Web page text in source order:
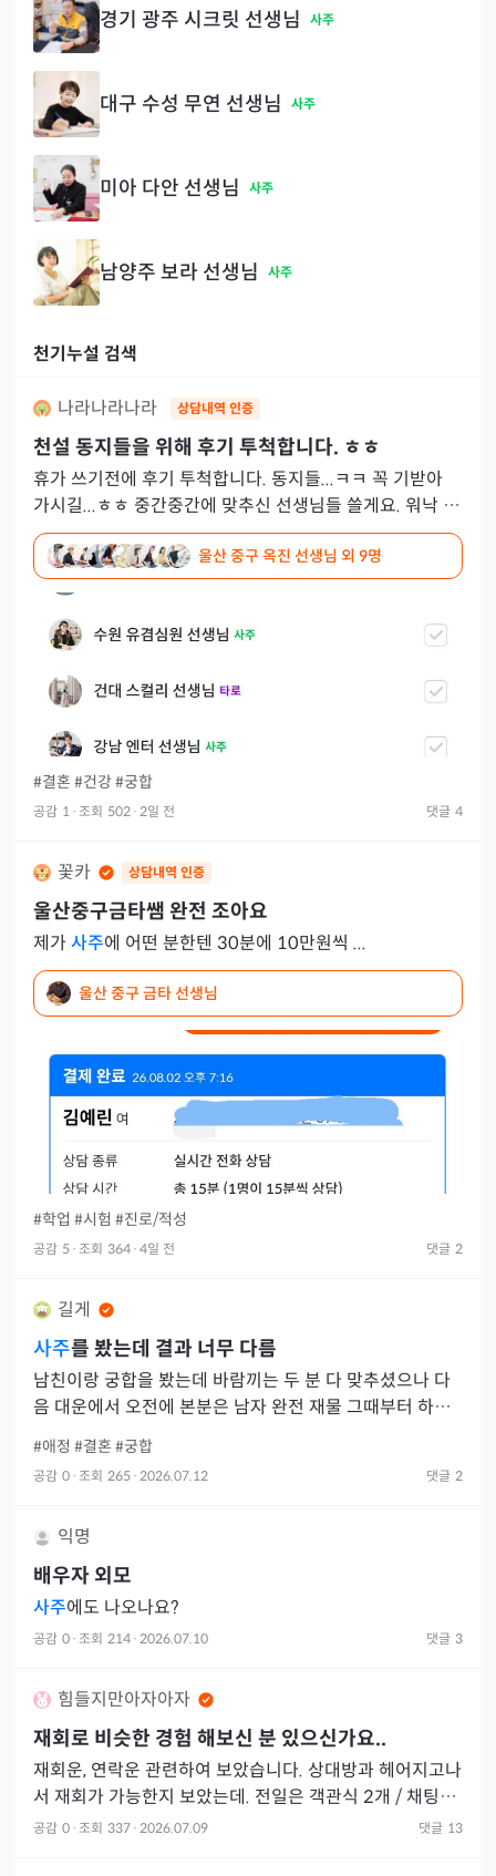
경기 광주 시크릿 선생님 사주
대구 수성 무연 선생님 사주
미아 다안 선생님 사주
남양주 보라 선생님 사주
천기누설 검색
나라나라나라 상담내역 인증
천설 동지들을 위해 후기 투척합니다. ㅎㅎ
휴가 쓰기전에 후기 투척합니다. 동지들...ㅋㅋ 꼭 기받아
가시길...ㅎㅎ 중간중간에 맞추신 선생님들 쓸게요. 워낙 이
야기가 길어서요. 전 배우자의 외도가 의심되서 발만 동동
구
울산 중구 옥진 선생님 외 9명
#결혼 #건강#궁합
공감 1 · 조회 502 · 2일 전 댓글 4
꽃카 상담내역 인증
울산중구금타쌤 완전 조아요
제가사주에 어떤 분한텐 30분에 10만원씩 ...
울산 중구 금타 선생님
#학업 #시험 #진로/적성
공감 5 · 조회 364 · 4일 전 댓글 2
길게
사주를 봤는데 결과 너무 다름
남친이랑 궁합을 봤는데 바람끼는 두 분 다 맞추셨으나 다
음 대운에서 오전에 본분은 남자 완전 재물 그때부터 하락
세라고 하시고 다른 분은 그때부터 완전 잘 나가고 괜찮은
여자랑 도
#애정 #결혼 #궁합
공감 0 · 조회 265 · 2026.07.12 댓글 2
익명
배우자 외모
사주에도 나오나요?
공감 0 · 조회 214 · 2026.07.10 댓글 3
힘들지만아자아자
재회로 비슷한 경험 해보신 분 있으신가요..
재회운, 연락운 관련하여 보았습니다. 상대방과 헤어지고나
서 재회가 가능한지 보았는데. 전일은 객관식 2개 / 채팅상
담 2개 / 전화상담 1개 금일은 객관식 5개를 보았는데 점사
공감 0 · 조회 337 · 2026.07.09 댓글 13